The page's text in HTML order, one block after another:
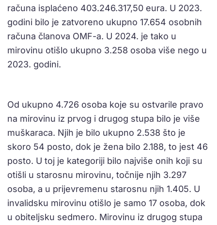
računa isplaćeno 403.246.317,50 eura. U 2023.
godini bilo je zatvoreno ukupno 17.654 osobnih
računa članova OMF-a. U 2024. je tako u
mirovinu otišlo ukupno 3.258 osoba više nego u
2023. godini.
Od ukupno 4.726 osoba koje su ostvarile pravo
na mirovinu iz prvog i drugog stupa bilo je više
muškaraca. Njih je bilo ukupno 2.538 što je
skoro 54 posto, dok je žena bilo 2.188, to jest 46
posto. U toj je kategoriji bilo najviše onih koji su
otišli u starosnu mirovinu, točnije njih 3.297
osoba, a u prijevremenu starosnu njih 1.405. U
invalidsku mirovinu otišlo je samo 17 osoba, dok
u obiteljsku sedmero. Mirovinu iz drugog stupa